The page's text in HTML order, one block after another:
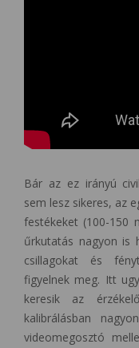
Bár az ez irányú
sem lesz sikeres, az
festékeket (100-150
űrkutatás nagyon is
csillagokat és
figyelnek meg. Itt
keresik az
kalibrálásban
videomegosztó